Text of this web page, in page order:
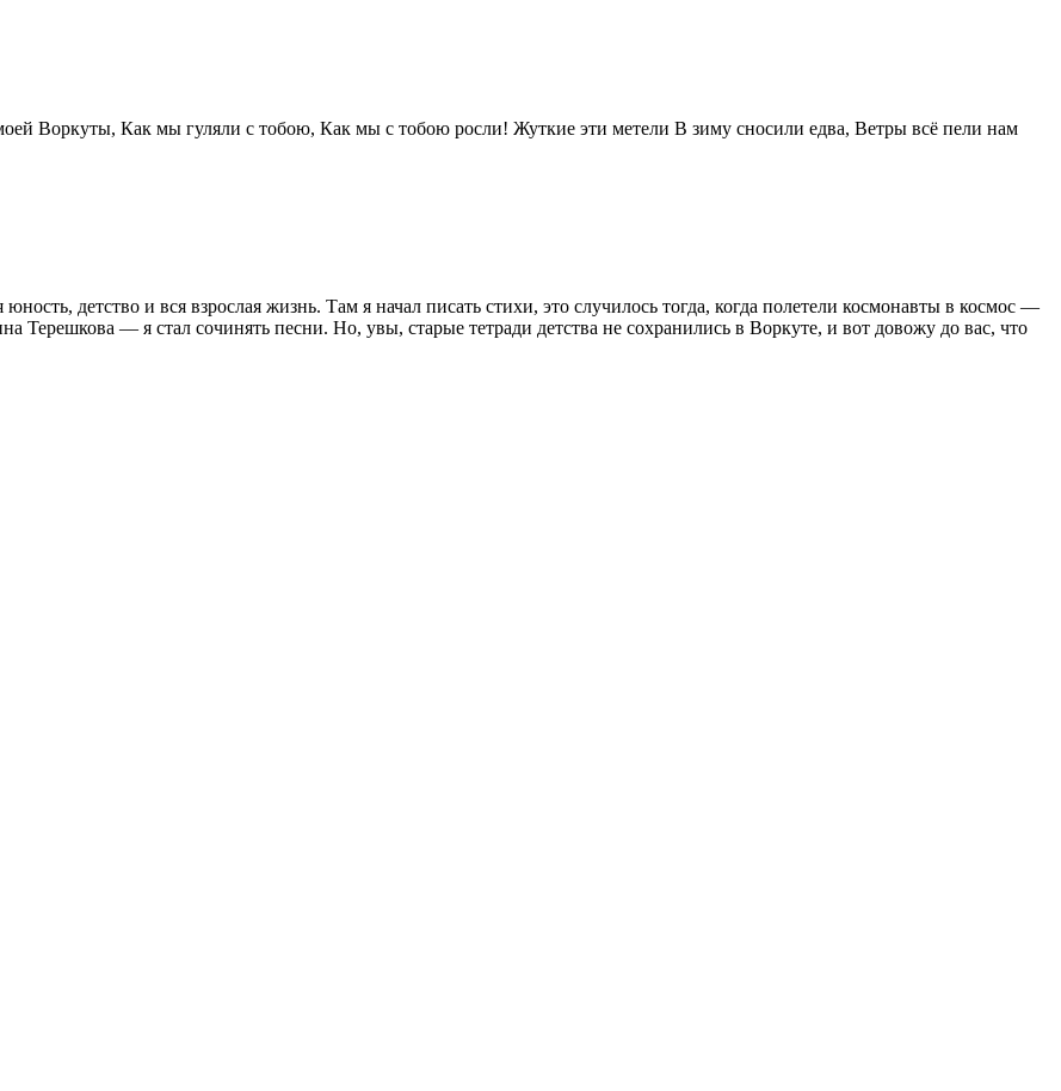
Воркуты, Как мы гуляли с тобою, Как мы с тобою росли! Жуткие эти метели В зиму сносили едва, Ветры всё пели нам
детство и вся взрослая жизнь. Там я начал писать стихи, это случилось тогда, когда полетели космонавты в космос —
Терешкова — я стал сочинять песни. Но, увы, старые тетради детства не сохранились в Воркуте, и вот довожу до вас, что